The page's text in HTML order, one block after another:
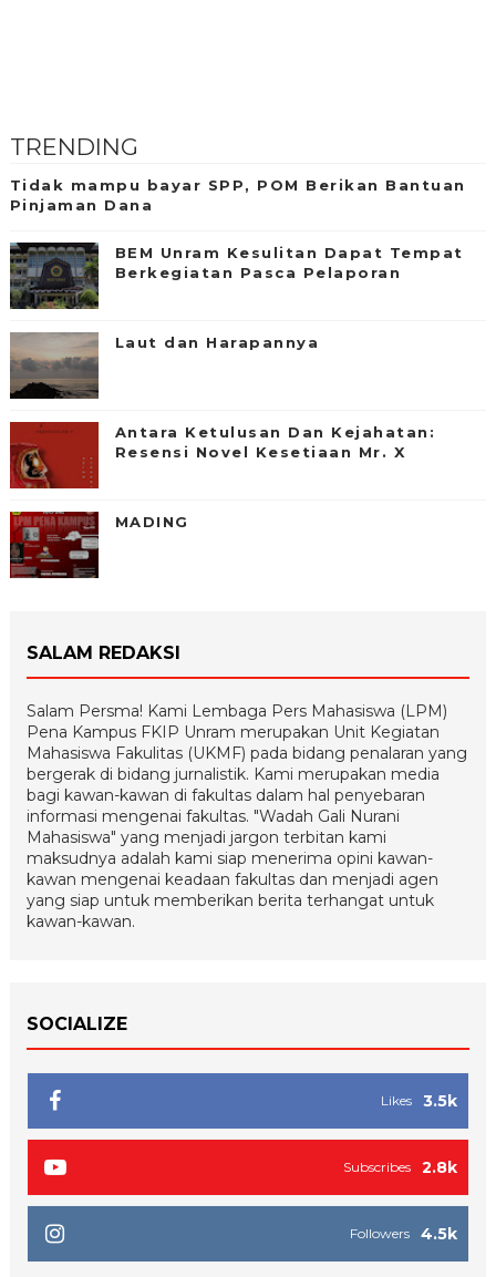
TRENDING
Tidak mampu bayar SPP, POM Berikan Bantuan
Pinjaman Dana
BEM Unram Kesulitan Dapat Tempat
Berkegiatan Pasca Pelaporan
Laut dan Harapannya
Antara Ketulusan Dan Kejahatan:
Resensi Novel Kesetiaan Mr. X
MADING
SALAM REDAKSI
Salam Persma! Kami Lembaga Pers Mahasiswa (LPM)
Pena Kampus FKIP Unram merupakan Unit Kegiatan
Mahasiswa Fakulitas (UKMF) pada bidang penalaran yang
bergerak di bidang jurnalistik. Kami merupakan media
bagi kawan-kawan di fakultas dalam hal penyebaran
informasi mengenai fakultas. "Wadah Gali Nurani
Mahasiswa" yang menjadi jargon terbitan kami
maksudnya adalah kami siap menerima opini kawan-
kawan mengenai keadaan fakultas dan menjadi agen
yang siap untuk memberikan berita terhangat untuk
kawan-kawan.
SOCIALIZE
3.5k
Likes
2.8k
Subscribes
4.5k
Followers